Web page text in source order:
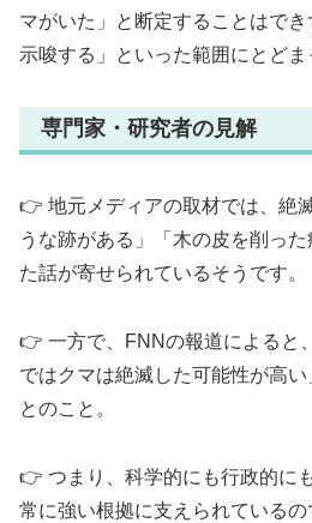
マがいた」と断定することはで
示唆する」といった範囲にとどま
専門家・研究者の見解
👉️ 地元メディアの取材では、絶
うな跡がある」「木の皮を削っ
た話が寄せられているそうです。
👉️ 一方で、FNNの報道によると
ではクマは絶滅した可能性が高
とのこと。
👉️ つまり、科学的にも行政的に
常に強い根拠に支えられている